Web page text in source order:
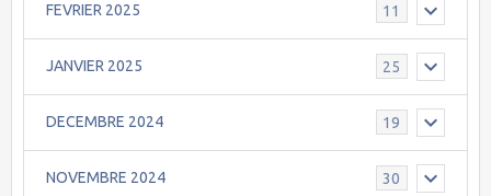
FEVRIER 2025 11
JANVIER 2025 25
DECEMBRE 2024 19
NOVEMBRE 2024 30